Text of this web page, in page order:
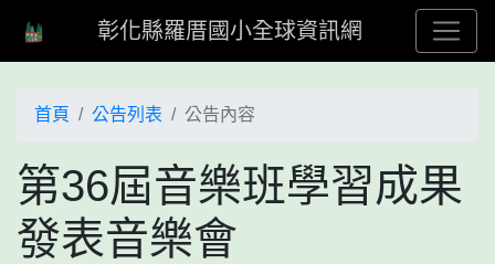
彰化縣羅厝國小全球資訊網
首頁 公告列表 公告內容
第36屆音樂班學習成果
發表音樂會